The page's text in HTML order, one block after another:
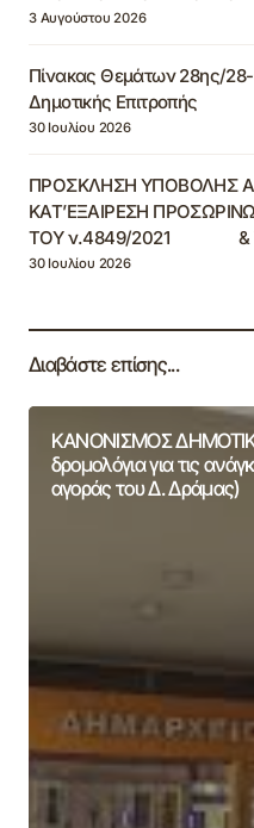
3 Αυγούστου 2026
Πίνακας Θεμάτων 28ης/
Δημοτικής Επιτροπής
30 Ιουλίου 2026
ΠΡΟΣΚΛΗΣΗ ΥΠΟΒΟΛΗΣ
ΚΑΤ’ΕΞΑΙΡΕΣΗ
ΤΟΥ ν.4849/2021 &
30 Ιουλίου 2026
Διαβάστε επίσης...
ΚΑΝΟΝΙΣΜΟΣ
δρομολόγια για τις
αγοράς του Δ. Δράμας)